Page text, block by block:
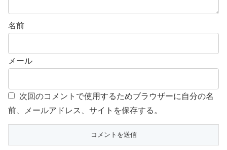
名前
メール
次回のコメントで使用するためブラウザーに自分の名
前、メールアドレス、サイトを保存する。